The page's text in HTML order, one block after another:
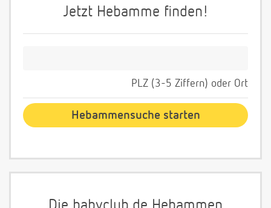
Jetzt Hebamme finden!
PLZ (3-5 Ziffern) oder Ort